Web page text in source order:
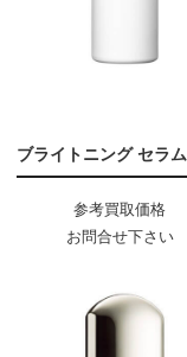
ブライトニング セラム
参考買取価格
お問合せ下さい